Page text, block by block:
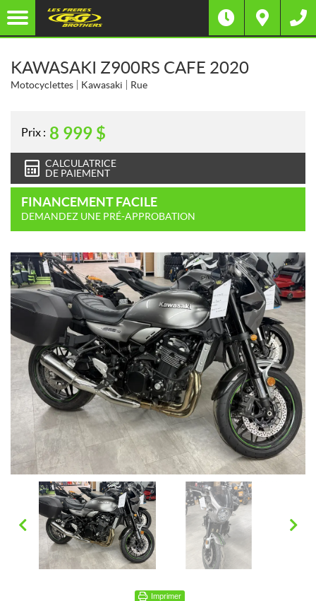
KAWASAKI Z900RS CAFE 2020
Motocyclettes Kawasaki Rue
Prix : 8 999 $
CALCULATRICE
DE PAIEMENT
FINANCEMENT FACILE
DEMANDEZ UNE PRÉ-APPROBATION
Imprimer